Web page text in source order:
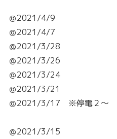
＠2021/4/9
＠2021/4/7
＠2021/3/28
＠2021/3/26
＠2021/3/24
＠2021/3/21
＠2021/3/17 ※停電２～
＠2021/3/15